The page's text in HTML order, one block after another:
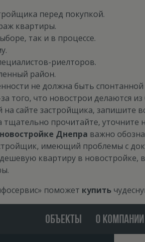
перед покупкой.
квартиры.
так и в процессе.
риелторов.
район.
не должна быть
того, что новострои делаются
сайте застройщика, запишите
прочитайте,
Днепра важно
имеющий проблемы с
квартиру в новостройке,
поможет купить
ОБЪЕКТЫ О КОМПАНИИ